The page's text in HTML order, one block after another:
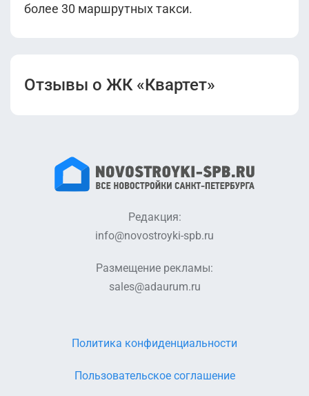
более 30 маршрутных такси.
Отзывы о ЖК «Квартет»
Редакция:
info@novostroyki-spb.ru
Размещение рекламы:
sales@adaurum.ru
Пользовательское соглашение
Политика конфиденциальности